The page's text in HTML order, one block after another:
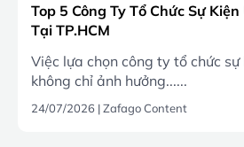
Top 5 Công Ty Tổ Chức Sự
Tại TP.HCM
Việc lựa chọn công ty tổ chức sự
không chỉ ảnh hưởng......
24/07/2026 |Zafago Content